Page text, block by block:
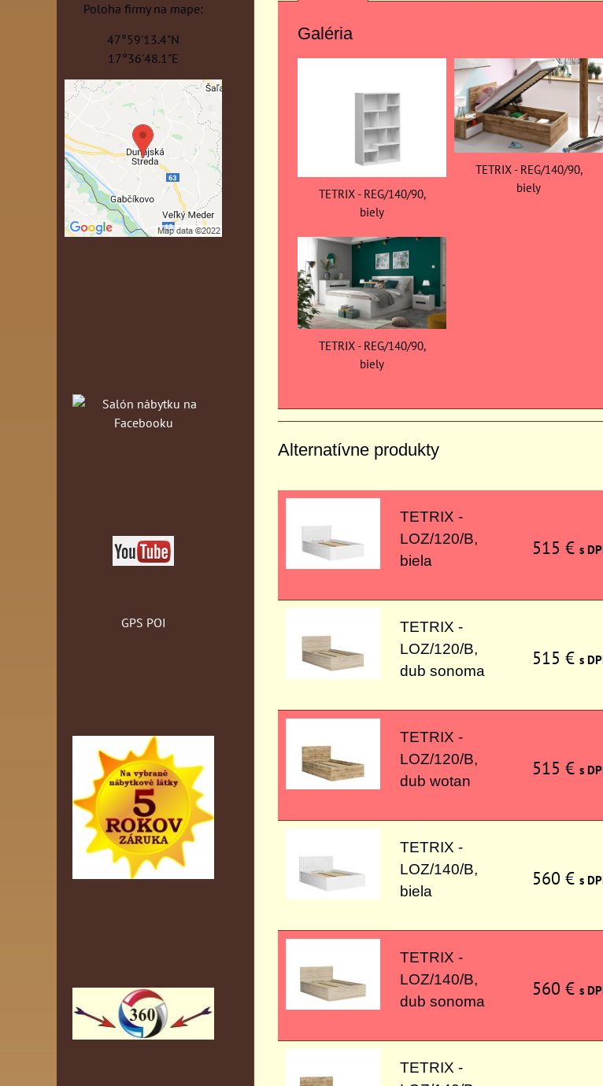
Galéria
TETRIX - REG/140/90,
biely
TETRIX - REG/140/90,
biely
TETRIX - REG/140/90,
biely
Alternatívne produkty
TETRIX -
LOZ/120/B,
biela
515 € s
TETRIX -
LOZ/120/B,
dub sonoma
515 € s
TETRIX -
LOZ/120/B,
dub wotan
515 € s
TETRIX -
LOZ/140/B,
biela
560 € s
TETRIX -
LOZ/140/B,
dub sonoma
560 € s
TETRIX -
Poloha firmy na mape:
47°59'13.4"N
17°36'48.1"E
GPS POI